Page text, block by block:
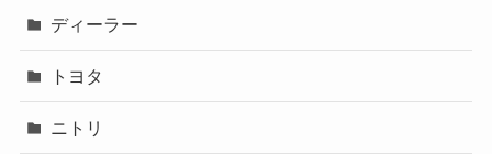
ディーラー
トヨタ
ニトリ